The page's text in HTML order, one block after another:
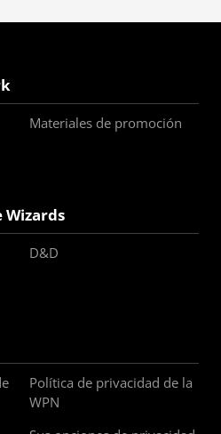
Materiales de promoción
Wizards
D&D
Política de privacidad de la
WPN